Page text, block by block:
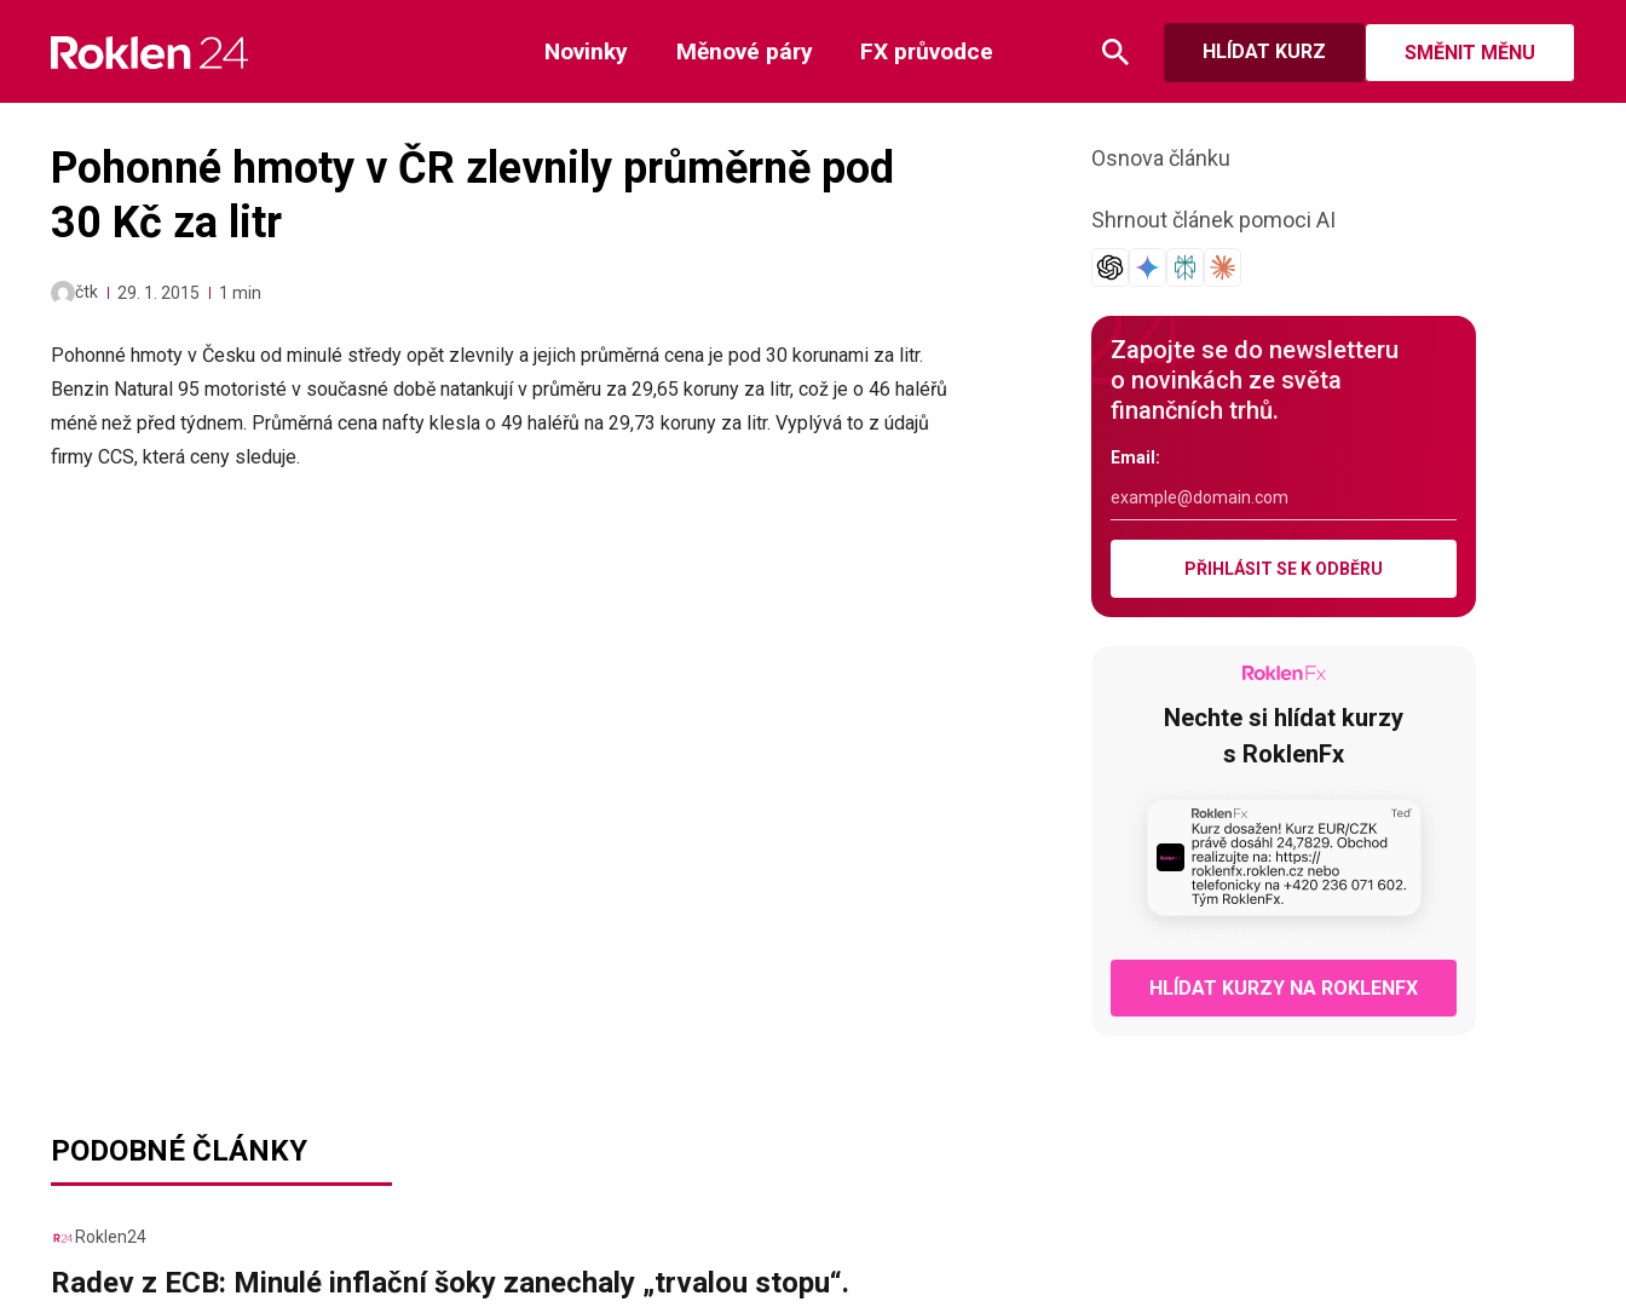
content
HLÍDAT KURZ SMĚNIT MĚNU
Novinky Měnové páry FX průvodce
Pohonné hmoty v ČR zlevnily průměrně pod
30 Kč za litr
čtk 29. 1. 2015 1 min
Pohonné hmoty v Česku od minulé středy opět zlevnily a jejich průměrná cena je pod 30 korunami za litr.
Benzin Natural 95 motoristé v současné době natankují v průměru za 29,65 koruny za litr, což je o 46 haléřů
méně než před týdnem. Průměrná cena nafty klesla o 49 haléřů na 29,73 koruny za litr. Vyplývá to z údajů
firmy CCS, která ceny sleduje.
Osnova článku
Shrnout článek pomoci AI
Zapojte se do newsletteru
o novinkách ze světa
finančních trhů.
Email:
PŘIHLÁSIT SE K ODBĚRU
Nechte si hlídat kurzy
s RoklenFx
HLÍDAT KURZY NA ROKLENFX
PODOBNÉ ČLÁNKY
Roklen24
Radev z ECB: Minulé inflační šoky zanechaly „trvalou stopu“.